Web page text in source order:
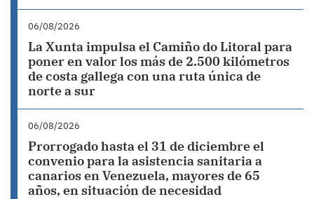
06/08/2026
La Xunta impulsa el Camiño do Litoral para
poner en valor los más de 2.500 kilómetros
de costa gallega con una ruta única de
norte a sur
06/08/2026
Prorrogado hasta el 31 de diciembre el
convenio para la asistencia sanitaria a
canarios en Venezuela, mayores de 65
años, en situación de necesidad